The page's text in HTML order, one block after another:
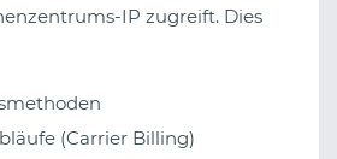
IP zugreift. Dies
(Carrier Billing)